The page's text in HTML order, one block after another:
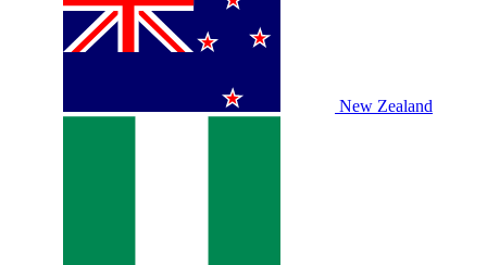
New Zealand